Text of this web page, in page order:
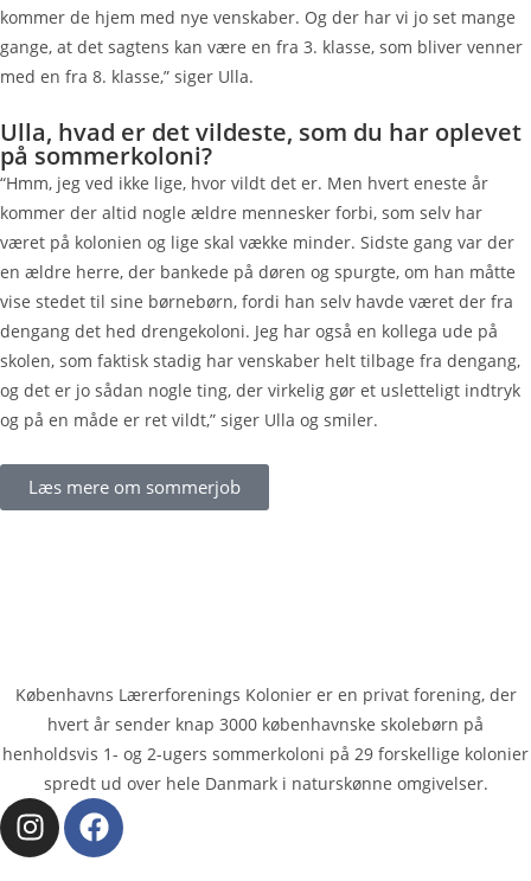
kommer de hjem med nye venskaber. Og der har vi jo set mange
gange, at det sagtens kan være en fra 3. klasse, som bliver venner
med en fra 8. klasse,” siger Ulla.
Ulla, hvad er det vildeste, som du har oplevet
på sommerkoloni?
“Hmm, jeg ved ikke lige, hvor vildt det er. Men hvert eneste år
kommer der altid nogle ældre mennesker forbi, som selv har
været på kolonien og lige skal vække minder. Sidste gang var der
en ældre herre, der bankede på døren og spurgte, om han måtte
vise stedet til sine børnebørn, fordi han selv havde været der fra
dengang det hed drengekoloni. Jeg har også en kollega ude på
skolen, som faktisk stadig har venskaber helt tilbage fra dengang,
og det er jo sådan nogle ting, der virkelig gør et usletteligt indtryk
og på en måde er ret vildt,” siger Ulla og smiler.
Læs mere om sommerjob
Københavns Lærerforenings Kolonier er en privat forening, der
hvert år sender knap 3000 køben­havnske skolebørn på
henholdsvis 1- og 2-ugers sommerkoloni på 29 forskellige kolonier
spredt ud over hele Danmark i naturskønne omgivelser.